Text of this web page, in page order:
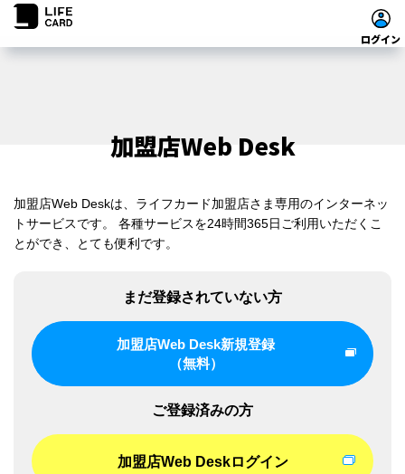
ログイン
加盟店Web Desk
加盟店Web Deskは、ライフカード加盟店さま専用のインターネッ
トサービスです。 各種サービスを24時間365日ご利用いただくこ
とができ、とても便利です。
まだ登録されていない方
加盟店Web Desk新規登録
（無料）
ご登録済みの方
加盟店Web Deskログイン